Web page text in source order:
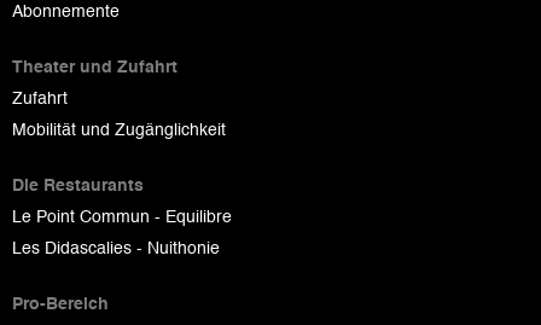
Abonnemente
Theater und Zufahrt
Zufahrt
Mobilität und Zugänglichkeit
Die Restaurants
Le Point Commun - Equilibre
Les Didascalies - Nuithonie
Pro-Bereich